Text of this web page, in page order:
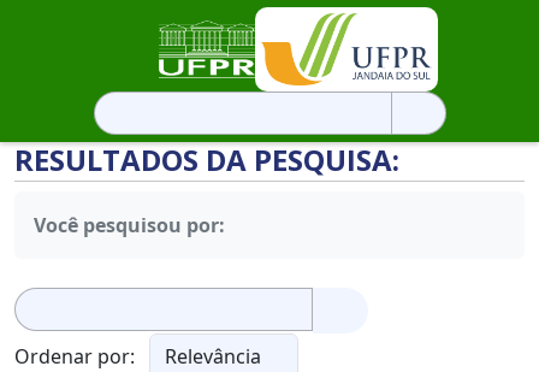
Pesquisar
por:
RESULTADOS DA PESQUISA:
Você pesquisou por:
Pesquisar
por:
Ordenar por: